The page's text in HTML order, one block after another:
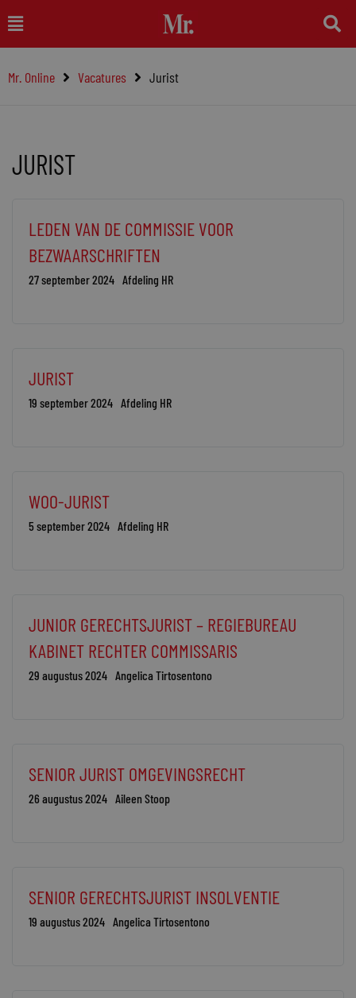
naar
inhoud
Main
Menu
Mr. Online Vacatures Jurist
JURIST
LEDEN VAN DE COMMISSIE VOOR
BEZWAARSCHRIFTEN
27 september 2024 Afdeling HR
JURIST
19 september 2024 Afdeling HR
WOO-JURIST
5 september 2024 Afdeling HR
JUNIOR GERECHTSJURIST – REGIEBUREAU
KABINET RECHTER COMMISSARIS
29 augustus 2024 Angelica Tirtosentono
SENIOR JURIST OMGEVINGSRECHT
26 augustus 2024 Aileen Stoop
SENIOR GERECHTSJURIST INSOLVENTIE
19 augustus 2024 Angelica Tirtosentono